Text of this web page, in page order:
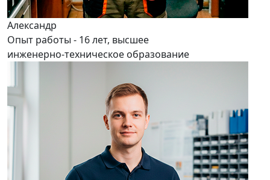
Александр
Опыт работы - 16 лет, высшее
инженерно-техническое образование